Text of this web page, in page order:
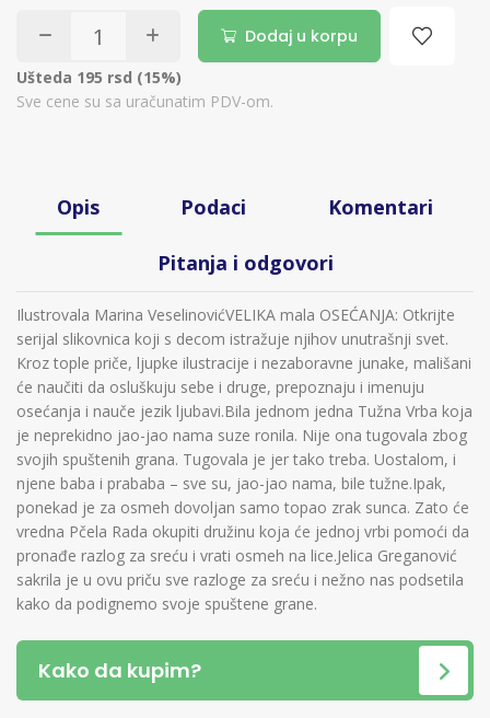
Dodaj u korpu
Ušteda 195 rsd (15%)
Sve cene su sa uračunatim PDV-om.
Opis Podaci Komentari
Pitanja i odgovori
Ilustrovala Marina VeselinovićVELIKA mala OSEĆANJA: Otkrijte
serijal slikovnica koji s decom istražuje njihov unutrašnji svet.
Kroz tople priče, ljupke ilustracije i nezaboravne junake, mališani
će naučiti da osluškuju sebe i druge, prepoznaju i imenuju
osećanja i nauče jezik ljubavi.Bila jednom jedna Tužna Vrba koja
je neprekidno jao-jao nama suze ronila. Nije ona tugovala zbog
svojih spuštenih grana. Tugovala je jer tako treba. Uostalom, i
njene baba i prababa – sve su, jao-jao nama, bile tužne.Ipak,
ponekad je za osmeh dovoljan samo topao zrak sunca. Zato će
vredna Pčela Rada okupiti družinu koja će jednoj vrbi pomoći da
pronađe razlog za sreću i vrati osmeh na lice.Jelica Greganović
sakrila je u ovu priču sve razloge za sreću i nežno nas podsetila
kako da podignemo svoje spuštene grane.
Kako da kupim?